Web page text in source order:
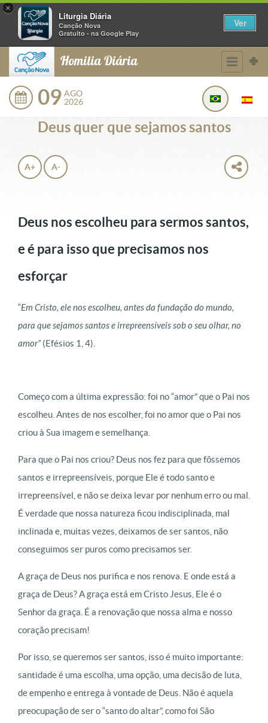
×
Liturgia Diária
Canção Nova
Gratuito - na Google Play
Ver
Homilia Diária
09 AGO
2026
Deus quer que sejamos santos
A+ A-
Deus nos escolheu para sermos santos,
e é para isso que precisamos nos
esforçar
“Em Cristo, ele nos escolheu, antes da fundação do mundo,
para que sejamos santos e irrepreensíveis sob o seu olhar, no
amor”(Efésios 1, 4).
Começo com a última expressão: foi no “amor” que o Pai nos
escolheu. Antes de nos escolher, foi no amor que o Pai nos
criou à Sua imagem e semelhança.
Para que o Pai nos criou? Deus nos fez para que fôssemos
santos e irrepreensíveis, porque Ele é todo santo e
irrepreensível, e não se deixa levar por nenhum erro ou mal.
É verdade que nossa natureza ficou indisciplinada, mal
inclinada e, muitas vezes, deixamos de ser santos, não
conseguimos ser puros como precisamos ser.
A graça de Deus nos purifica e nos renova. E onde está a
graça de Deus? A graça está em Cristo Jesus, Ele é o
Senhor da graça. É a renovação que nossa alma e nosso
coração precisam!
Por isso, se queremos ser santos, isso é muito importante:
santidade é uma escolha, uma opção, uma decisão de luta,
de empenho e entrega à vontade de Deus. Não é aquela
preocupação de ser o “santo do altar”, como foi São